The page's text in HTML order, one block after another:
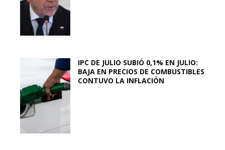
IPC DE JULIO SUBIÓ 0,1% EN JULIO:
BAJA EN PRECIOS DE COMBUSTIBLES
CONTUVO LA INFLACIÓN